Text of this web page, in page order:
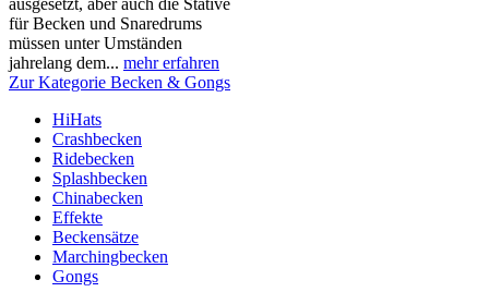
ausgesetzt, aber auch die Stative
für Becken und Snaredrums
müssen unter Umständen
jahrelang dem... mehr erfahren
Zur Kategorie Becken & Gongs
HiHats
Crashbecken
Ridebecken
Splashbecken
Chinabecken
Effekte
Beckensätze
Marchingbecken
Gongs